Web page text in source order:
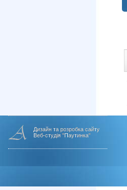
Дизайн та розробка сайту
Веб-студія "Паутинка"